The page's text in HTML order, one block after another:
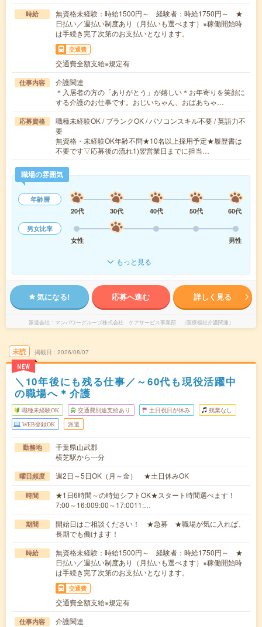
時給
無資格未経験：時給1500円～ 経験者：時給1750円～ ★
日払い／週払い制度あり（月払いも選べます）※稼働開始時
は手続き完了次第のお支払いとなります。
交通費
交通費全額支給※規定有
仕事内容
介護関連
＊入居者の方の「ありがとう」が嬉しい＊お年寄りを笑顔に
する介護のお仕事です。おじいちゃん、おばあちゃ…
応募資格
職種未経験OK / ブランクOK / パソコンスキル不要 / 英語力不
要
無資格・未経験OK年齢不問★10名以上採用予定★履歴書は
不要です▽応募後の流れ1)翌営業日までに担当…
職場の雰囲気
年齢層
20代
30代 40代 50代
60代
男女比率
女性
男性
もっと見る
気になる! 応募へ進む 詳しく見る
派遣会社 マンパワーグループ株式会社 ケアサービス事業部 （医療福祉介護関連）
未読
NEW
掲載日 2026/08/07
＼10年後にも残る仕事／～60代も現役活躍中
の職場へ＊介護
職種未経験OK 交通費別途支給あり 土日祝日が休み 残業なし
WEB登録OK 派遣
勤務地
千葉県山武郡
横芝駅から---分
曜日頻度 週2日～5日OK（月～金） ★土日休みOK
時間
★1日6時間～の時短シフトOK★スタート時間選べます！
7:00～16:009:00～17:0011:…
期間
開始日はご相談ください！ ★急募 ★職場が気に入れば、
長期でも働けます！
時給
無資格未経験：時給1500円～ 経験者：時給1750円～ ★
日払い／週払い制度あり（月払いも選べます）※稼働開始時
は手続き完了次第のお支払いとなります。
交通費
交通費全額支給※規定有
仕事内容
介護関連